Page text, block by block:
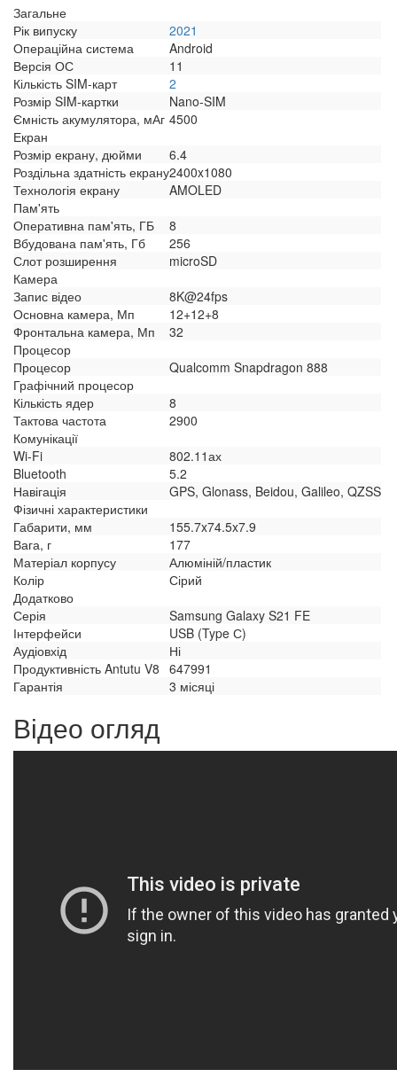
Загальне
Рік випуску
2021
Операційна система
Android
Версія ОС
11
Кількість SIM-карт
2
Розмір SIM-картки
Nano-SIM
Ємність акумулятора, мАг 4500
Екран
Розмір екрану, дюйми
6.4
Роздільна здатність екрану2400x1080
Технологія екрану
AMOLED
Пам'ять
Оперативна пам'ять, ГБ
8
Вбудована пам'ять, Гб
256
Слот розширення
microSD
Камера
Запис відео
8K@24fps
Основна камера, Мп
12+12+8
Фронтальна камера, Мп
32
Процесор
Процесор
Qualcomm Snapdragon 888
Графічний процесор
Кількість ядер
8
Тактова частота
2900
Комунікації
Wi-Fi
802.11ах
Bluetooth
5.2
Навігація
GPS, Glonass, Beidou, Galileo, QZSS
Фізичні характеристики
Габарити, мм
155.7x74.5x7.9
Вага, г
177
Матеріал корпусу
Алюміній/пластик
Колір
Сірий
Додатково
Серія
Samsung Galaxy S21 FE
Інтерфейси
USB (Type С)
Аудіовхід
Ні
Продуктивність Antutu V8 647991
Гарантія
3 місяці
Відео огляд